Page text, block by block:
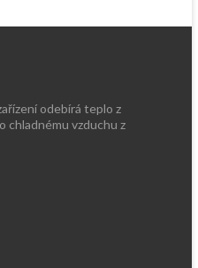
odebírá teplo z
chladnému vzduchu z